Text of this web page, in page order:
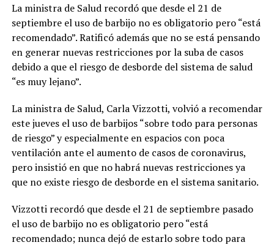
La ministra de Salud recordó que desde el 21 de
septiembre el uso de barbijo no es obligatorio pero “está
recomendado”. Ratificó además que no se está pensando
en generar nuevas restricciones por la suba de casos
debido a que el riesgo de desborde del sistema de salud
“es muy lejano”.
La ministra de Salud, Carla Vizzotti, volvió a recomendar
este jueves el uso de barbijos “sobre todo para personas
de riesgo” y especialmente en espacios con poca
ventilación ante el aumento de casos de coronavirus,
pero insistió en que no habrá nuevas restricciones ya
que no existe riesgo de desborde en el sistema sanitario.
Vizzotti recordó que desde el 21 de septiembre pasado
el uso de barbijo no es obligatorio pero “está
recomendado; nunca dejó de estarlo sobre todo para